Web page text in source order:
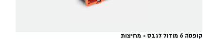
קופסה 6 מודול לגבס + מחיצות